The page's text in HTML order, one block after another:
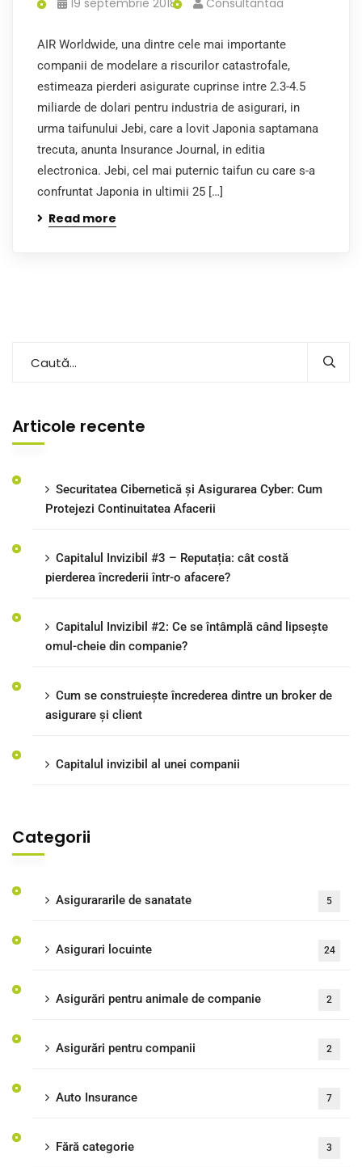
19 septembrie 2018 Consultantaa
AIR Worldwide, una dintre cele mai importante
companii de modelare a riscurilor catastrofale,
estimeaza pierderi asigurate cuprinse intre 2.3-4.5
miliarde de dolari pentru industria de asigurari, in
urma taifunului Jebi, care a lovit Japonia saptamana
trecuta, anunta Insurance Journal, in editia
electronica. Jebi, cel mai puternic taifun cu care s-a
confruntat Japonia in ultimii 25 […]
Read more
Articole recente
Securitatea Cibernetică și Asigurarea Cyber: Cum
Protejezi Continuitatea Afacerii
Capitalul Invizibil #3 – Reputația: cât costă
pierderea încrederii într-o afacere?
Capitalul Invizibil #2: Ce se întâmplă când lipsește
omul-cheie din companie?
Cum se construiește încrederea dintre un broker de
asigurare și client
Capitalul invizibil al unei companii
Categorii
Asigurararile de sanatate 5
Asigurari locuinte 24
Asigurări pentru animale de companie 2
Asigurări pentru companii 2
Auto Insurance 7
Fără categorie 3